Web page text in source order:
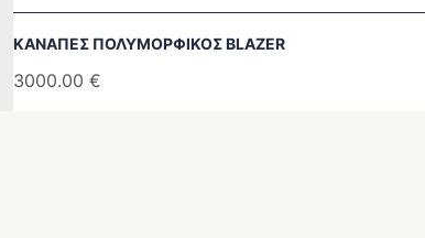
ΚΑΝΑΠΈΣ ΠΟΛΥΜΟΡΦΙΚΌΣ BLAZER
3000.00 €